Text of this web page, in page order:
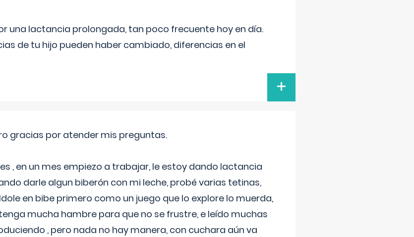
una lactancia prolongada, tan poco frecuente hoy en día.
de tu hijo pueden haber cambiado, diferencias en el
+
gracias por atender mis preguntas.
, en un mes empiezo a trabajar, le estoy dando lactancia
darle algun biberón con mi leche, probé varias tetinas,
en bibe primero como un juego que lo explore lo muerda,
mucha hambre para que no se frustre, e leído muchas
, pero nada no hay manera, con cuchara aún va